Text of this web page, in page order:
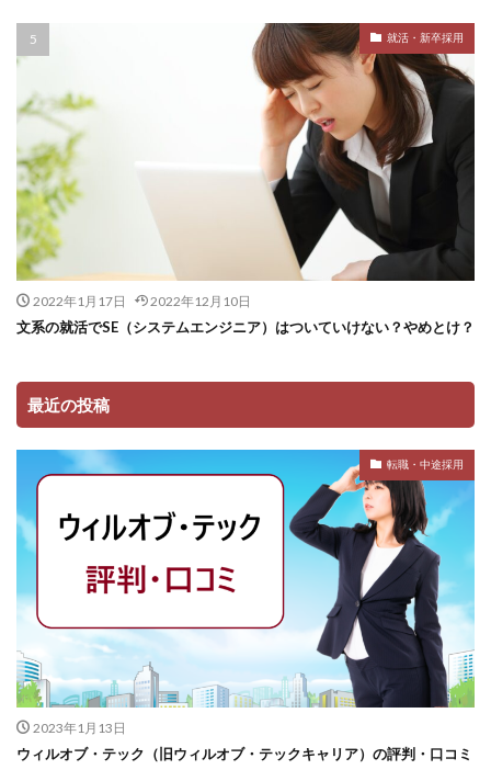
就活・新卒採用
2022年1月17日 2022年12月10日
文系の就活でSE（システムエンジニア）はついていけない？やめとけ？
最近の投稿
転職・中途採用
2023年1月13日
ウィルオブ・テック（旧ウィルオブ・テックキャリア）の評判・口コミ